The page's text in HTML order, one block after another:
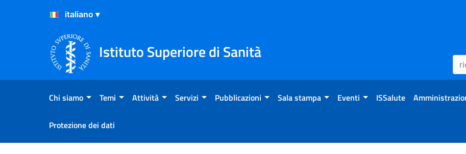
Salta al Contenuto
Salta al Footer
Istituto Superiore di Sanità
Chi siamo Temi Attività Servizi Pubblicazioni Sala stampa Eventi ISSalute
Protezione dei dati